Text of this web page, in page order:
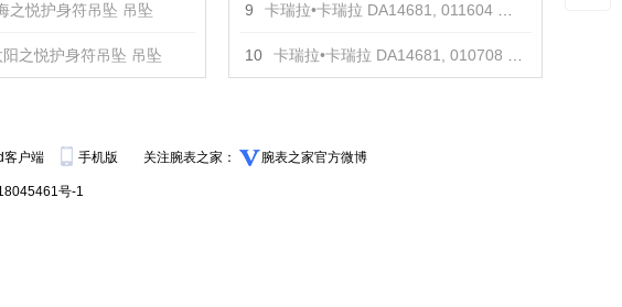
之悦护身符吊坠 吊坠
之悦护身符吊坠 吊坠
9 卡瑞拉•卡瑞拉 DA14681, 011604 项链
10 卡瑞拉•卡瑞拉 DA14681, 010708 项链
客户端 手机版 关注腕表之家： 腕表之家官方微博
号-1